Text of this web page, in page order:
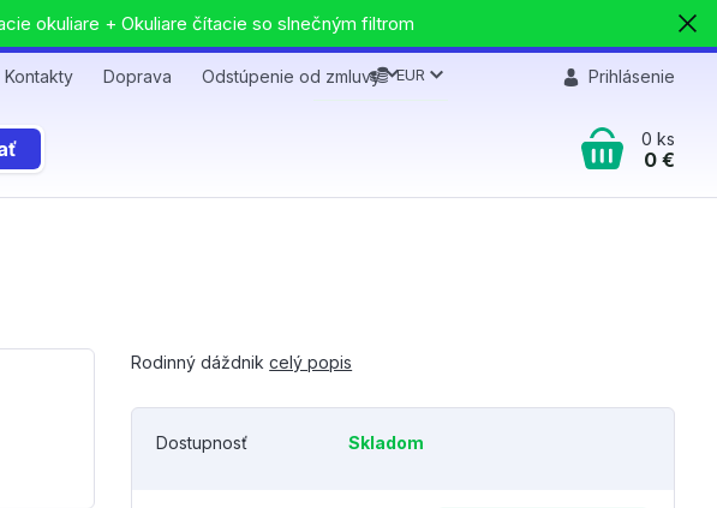
okuliare + Okuliare čítacie so slnečným filtrom
Kontakty Doprava Odstúpenie od zmluvy EUR Prihlásenie
0 ks
0 €
Rodinný dáždnikcelý popis
Dostupnosť Skladom